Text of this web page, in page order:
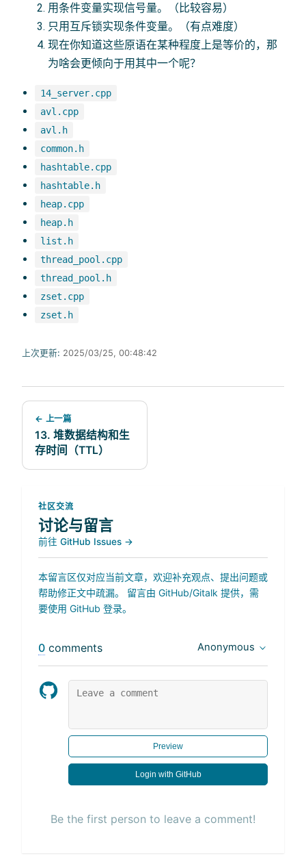
用条件变量实现信号量。（比较容易）
只用互斥锁实现条件变量。（有点难度）
现在你知道这些原语在某种程度上是等价的，那
为啥会更倾向于用其中一个呢？
14_server.cpp
avl.cpp
avl.h
common.h
hashtable.cpp
hashtable.h
heap.cpp
heap.h
list.h
thread_pool.cpp
thread_pool.h
zset.cpp
zset.h
上次更新: 2025/03/25, 00:48:42
← 上一篇
13. 堆数据结构和生
存时间（TTL）
社区交流
讨论与留言
前往 GitHub Issues →
本留言区仅对应当前文章，欢迎补充观点、提出问题或
帮助修正文中疏漏。 留言由 GitHub/Gitalk 提供，需
要使用 GitHub 登录。
0 comments Anonymous
Preview
Login with GitHub
Be the first person to leave a comment!